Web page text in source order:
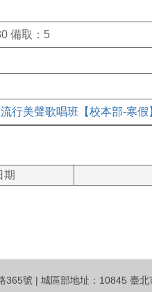
備取：5
行美聲歌唱班【校本部-寒假
期
365號 | 城區部地址：10845 臺